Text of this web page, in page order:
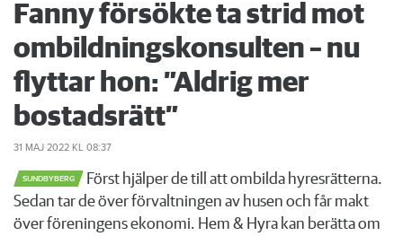
Fanny försökte ta strid mot
ombildningskonsulten – nu
flyttar hon: ”Aldrig mer
bostadsrätt”
31 MAJ 2022 KL 08:37
SUNDBYBERG
Först hjälper de till att ombilda hyresrätterna.
Sedan tar de över förvaltningen av husen och får makt
över föreningens ekonomi. Hem & Hyra kan berätta om